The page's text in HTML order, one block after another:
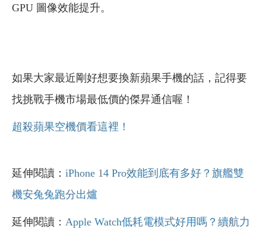
GPU 圖像效能提升。
如果大家最近剛好想要換新蘋果手機的話，記得要
找挑戰手機市場最低價的傑昇通信喔！
超殺蘋果空機價看這裡！
延伸閱讀： iPhone 14 Pro效能到底有多好？旗艦雙
機安兔兔跑分出爐
延伸閱讀： Apple Watch低耗電模式好用嗎？續航力